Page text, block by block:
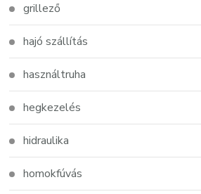
grillező
hajó szállítás
használtruha
hegkezelés
hidraulika
homokfúvás